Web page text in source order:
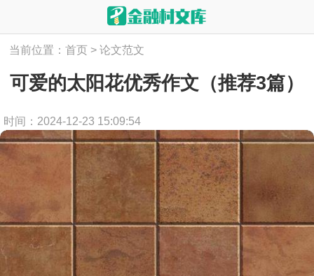
当前位置：首页 > 论文范文
可爱的太阳花优秀作文（推荐3篇）
时间：2024-12-23 15:09:54